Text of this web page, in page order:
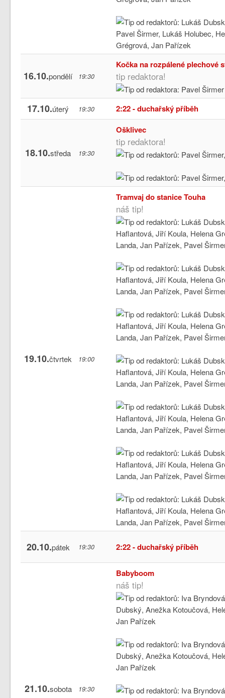
16.10.pondělí 19:30
Kočka na rozpálené plechové
tip redaktora!
17.10.úterý 19:30 2:22 - duchařský příběh
18.10.středa 19:30
Ošklivec
tip redaktora!
19.10.čtvrtek 19:00
Tramvaj do stanice Touha
náš tip!
20.10.pátek 19:30 2:22 - duchařský příběh
21.10.sobota 19:30
Babyboom
náš tip!